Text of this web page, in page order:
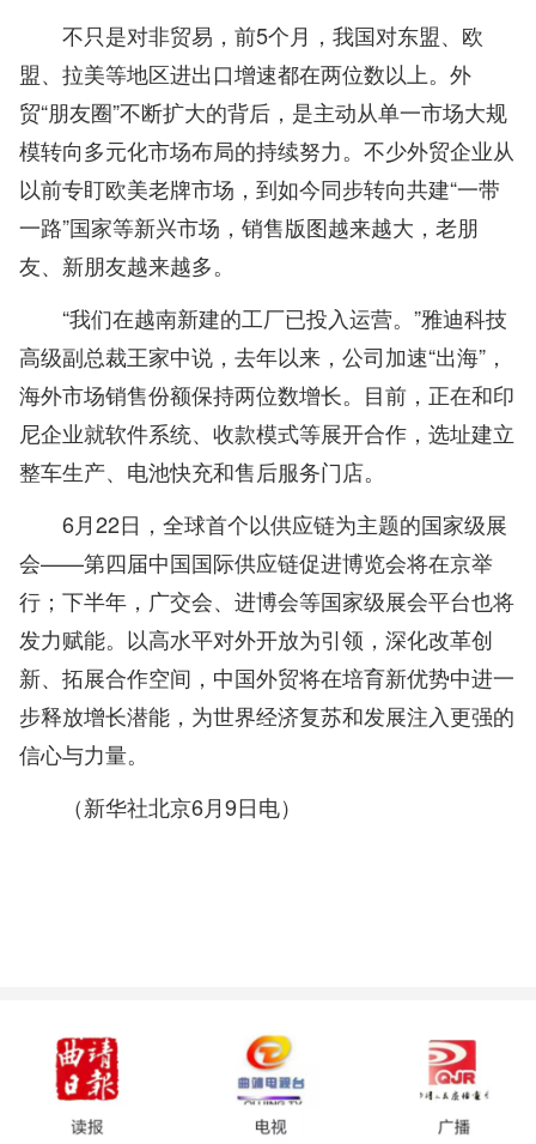
不只是对非贸易，前5个月，我国对东盟、欧
盟、拉美等地区进出口增速都在两位数以上。外
贸“朋友圈”不断扩大的背后，是主动从单一市场大规
模转向多元化市场布局的持续努力。不少外贸企业从
以前专盯欧美老牌市场，到如今同步转向共建“一带
一路”国家等新兴市场，销售版图越来越大，老朋
友、新朋友越来越多。
“我们在越南新建的工厂已投入运营。”雅迪科技
高级副总裁王家中说，去年以来，公司加速“出海”，
海外市场销售份额保持两位数增长。目前，正在和印
尼企业就软件系统、收款模式等展开合作，选址建立
整车生产、电池快充和售后服务门店。
6月22日，全球首个以供应链为主题的国家级展
会——第四届中国国际供应链促进博览会将在京举
行；下半年，广交会、进博会等国家级展会平台也将
发力赋能。以高水平对外开放为引领，深化改革创
新、拓展合作空间，中国外贸将在培育新优势中进一
步释放增长潜能，为世界经济复苏和发展注入更强的
信心与力量。
（新华社北京6月9日电）